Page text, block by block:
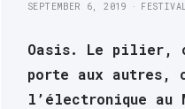
Oasis. Le pilier,
porte aux
l’électronique au
SEPTEMBER 6, 2019